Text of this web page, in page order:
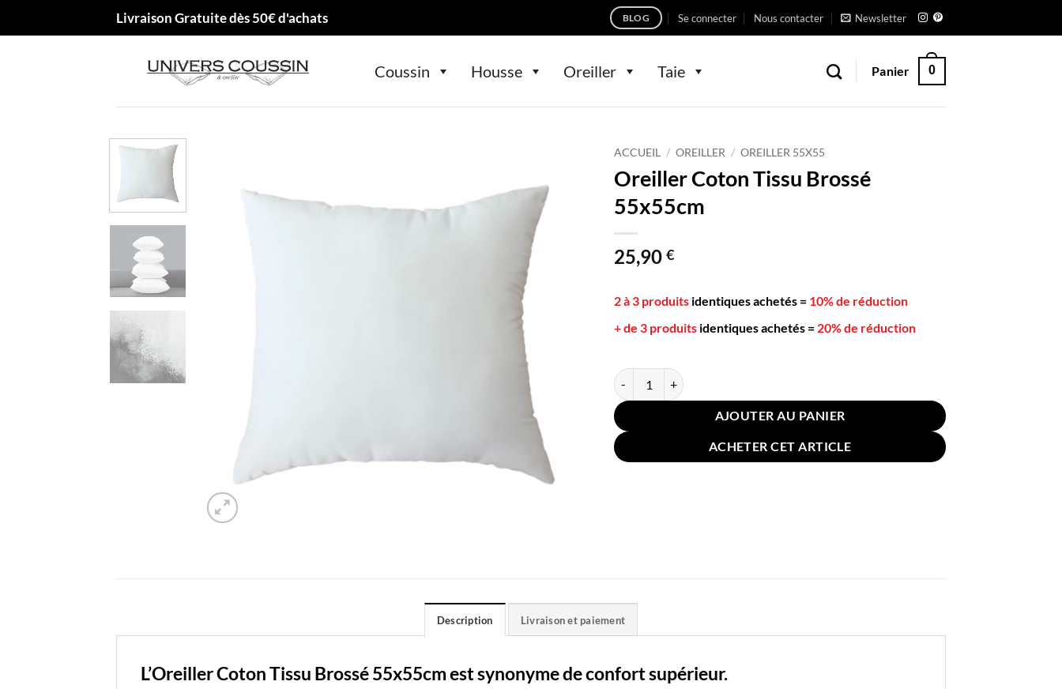
Livraison Gratuite dès 50€ d'achats BLOG Se connecter Nous contacter Newsletter
Coussin Housse Oreiller Taie Panier 0
ACCUEIL / OREILLER / OREILLER 55X55
Oreiller Coton Tissu Brossé
55x55cm
25,90 €
2 à 3 produits identiques achetés = 10% de réduction
+ de 3 produits identiques achetés = 20% de réduction
quantité de Oreiller Coton Tissu Brossé 55x55cm
AJOUTER AU PANIER
ACHETER CET ARTICLE
Description Livraison et paiement
L’Oreiller Coton Tissu Brossé 55x55cm est synonyme de confort supérieur.